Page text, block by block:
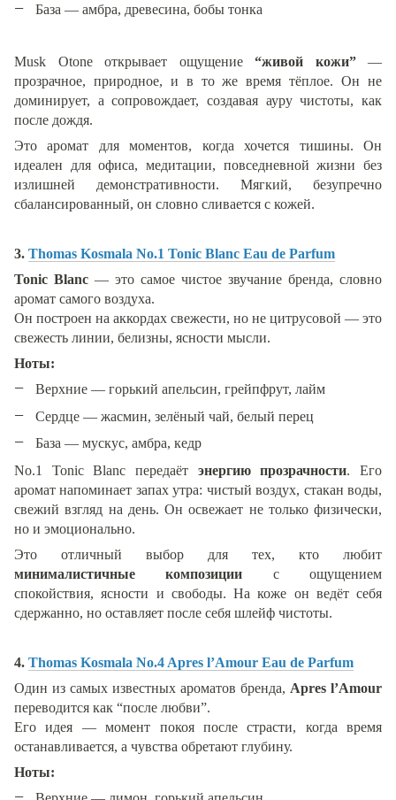
База — амбра, древесина, бобы тонка
Musk Otone открывает ощущение “живой кожи”—
прозрачное, природное, и в то же время тёплое. Он не
доминирует, а сопровождает, создавая ауру чистоты, как
после дождя.
Это аромат для моментов, когда хочется тишины. Он
идеален для офиса, медитации, повседневной жизни без
излишней демонстративности. Мягкий, безупречно
сбалансированный, он словно сливается с кожей.
3. Thomas Kosmala No.1 Tonic Blanc Eau de Parfum
Tonic Blanc — это самое чистое звучание бренда, словно
аромат самого воздуха.
Он построен на аккордах свежести, но не цитрусовой — это
свежесть линии, белизны, ясности мысли.
Ноты:
Верхние — горький апельсин, грейпфрут, лайм
Сердце — жасмин, зелёный чай, белый перец
База — мускус, амбра, кедр
No.1 Tonic Blanc передаёт энергию прозрачности. Его
аромат напоминает запах утра: чистый воздух, стакан воды,
свежий взгляд на день. Он освежает не только физически,
но и эмоционально.
Это отличный выбор для тех, кто любит
минималистичные композиции с ощущением
спокойствия, ясности и свободы. На коже он ведёт себя
сдержанно, но оставляет после себя шлейф чистоты.
4. Thomas Kosmala No.4 Apres l’Amour Eau de Parfum
Один из самых известных ароматов бренда, Apres l’Amour
переводится как “после любви”.
Его идея — момент покоя после страсти, когда время
останавливается, а чувства обретают глубину.
Ноты: